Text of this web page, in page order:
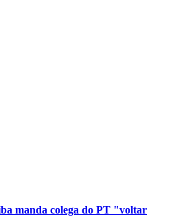
manda colega do PT "voltar